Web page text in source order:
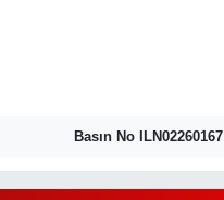
Basın No ILN02260167